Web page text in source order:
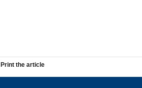
Print the article